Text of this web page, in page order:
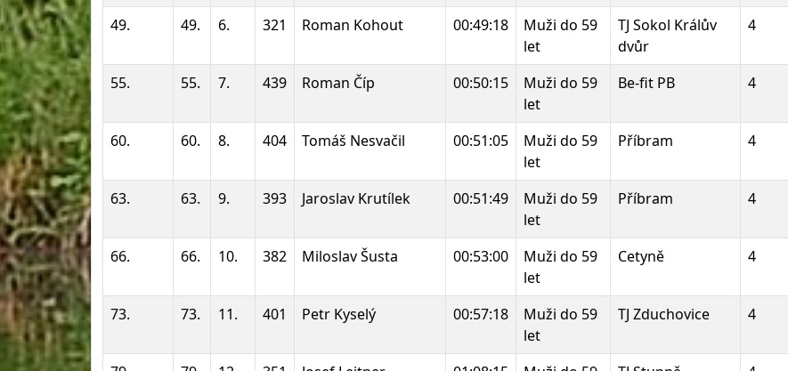
49. 49. 6. 321 Roman Kohout 00:49:18
Muži do 59
let
TJ Sokol Králův
dvůr
4
55. 55. 7. 439 Roman Číp 00:50:15
Muži do 59
let
Be-fit PB 4
60. 60. 8. 404 Tomáš Nesvačil 00:51:05
Muži do 59
let
Příbram 4
63. 63. 9. 393 Jaroslav Krutílek 00:51:49
Muži do 59
let
Příbram 4
66. 66. 10. 382 Miloslav Šusta 00:53:00
Muži do 59
let
Cetyně 4
73. 73. 11. 401 Petr Kyselý 00:57:18
Muži do 59
let
TJ Zduchovice 4